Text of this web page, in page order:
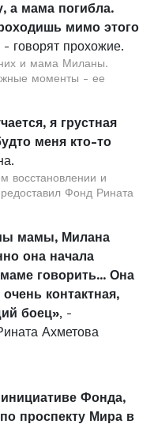
а мама погибла.
мимо этого
- говорят прохожие.
и мама Миланы.
моменты - ее
я грустная
меня кто-то
восстановлении и
Фонд Рината
мамы, Милана
она начала
говорить... Она
контактная,
боец», -
Ахметова
Фонда,
проспекту Мира в